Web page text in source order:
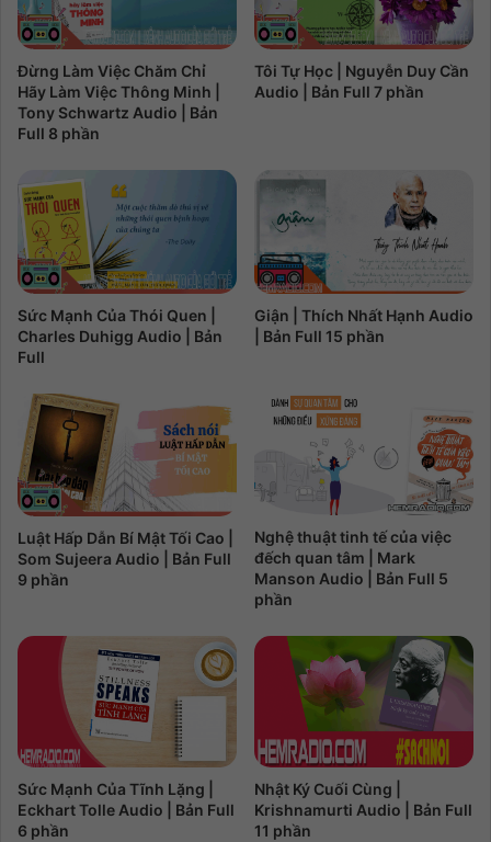
Đừng Làm Việc Chăm Chỉ
Hãy Làm Việc Thông Minh |
Tony Schwartz Audio | Bản
Full 8 phần
Tôi Tự Học | Nguyễn Duy Cần
Audio | Bản Full 7 phần
Sức Mạnh Của Thói Quen |
Charles Duhigg Audio | Bản
Full
Giận | Thích Nhất Hạnh Audio
| Bản Full 15 phần
Luật Hấp Dẫn Bí Mật Tối Cao |
Som Sujeera Audio | Bản Full
9 phần
Nghệ thuật tinh tế của việc
đếch quan tâm | Mark
Manson Audio | Bản Full 5
phần
Sức Mạnh Của Tĩnh Lặng |
Eckhart Tolle Audio | Bản Full
6 phần
Nhật Ký Cuối Cùng |
Krishnamurti Audio | Bản Full
11 phần